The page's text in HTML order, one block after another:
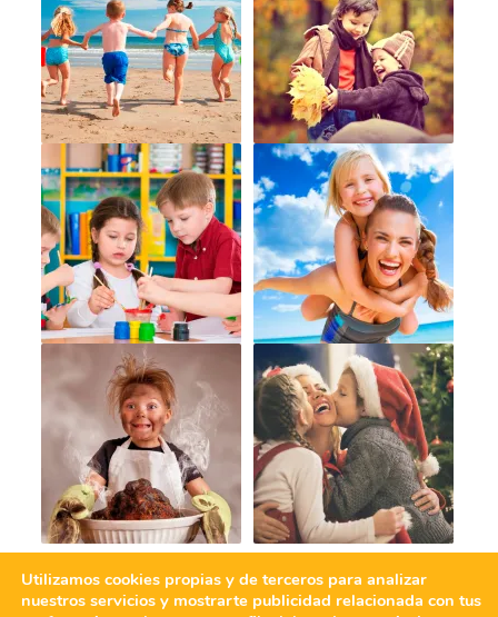
Utilizamos cookies propias y de terceros para analizar
nuestros servicios y mostrarte publicidad relacionada con tus